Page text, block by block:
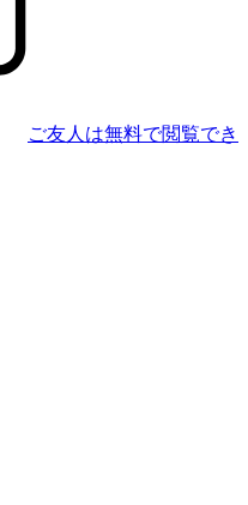
ご友人は無料で閲覧でき